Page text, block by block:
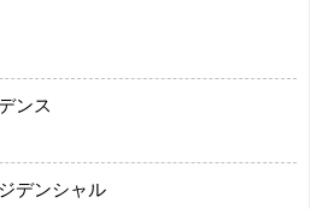
ンス
デンシャル